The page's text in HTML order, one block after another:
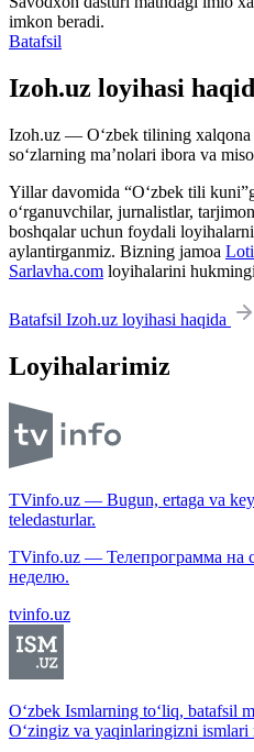
imkon beradi.
Batafsil
Izoh.uz loyihasi
Izoh.uz — O‘zbek tilining xalqona
so‘zlarning ma’nolari ibora va
Yillar davomida “O‘zbek tili
o‘rganuvchilar, jurnalistlar,
boshqalar uchun foydali
aylantirganmiz. Bizning jamoa
Sarlavha.com loyihalarini
Batafsil Izoh.uz loyihasi haqida
Loyihalarimiz
TVinfo.uz — Bugun, ertaga va
teledasturlar.
TVinfo.uz — Телепрограмма на
неделю.
tvinfo.uz
O‘zbek Ismlarning to‘liq, batafsil
O‘zingiz va yaqinlaringizni ismlari